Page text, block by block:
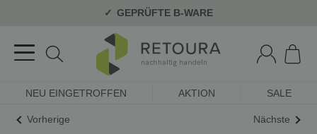
GEPRÜFTE B-WARE
NEU EINGETROFFEN AKTION SALE
Vorherige Nächste